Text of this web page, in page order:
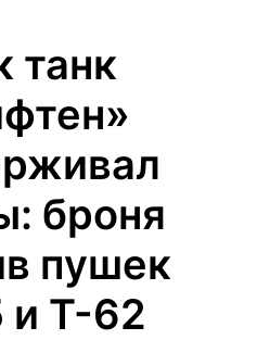
танк
броня
пушек
и Т-62